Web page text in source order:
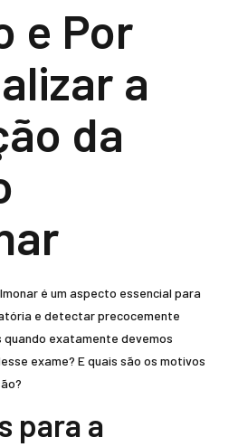
e Por
a
da
é um aspecto essencial para
e detectar precocemente
quando exatamente devemos
exame? E quais são os motivos
para a